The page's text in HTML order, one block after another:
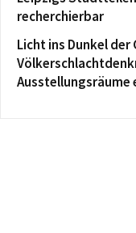
recherchierbar
Licht ins Dunkel der
Ausstellungsräume